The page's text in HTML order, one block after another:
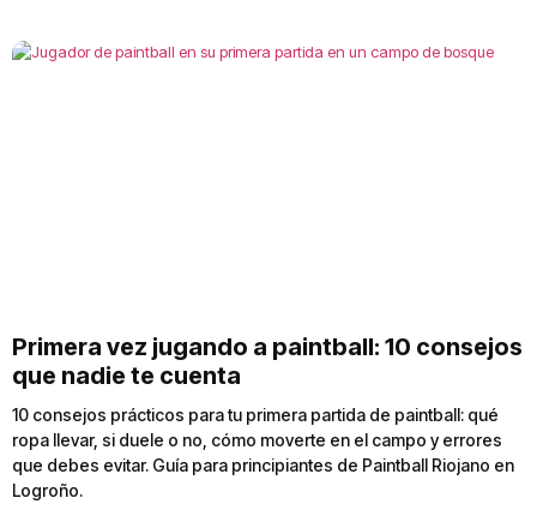
Primera vez jugando a paintball: 10 consejos
que nadie te cuenta
10 consejos prácticos para tu primera partida de paintball: qué
ropa llevar, si duele o no, cómo moverte en el campo y errores
que debes evitar. Guía para principiantes de Paintball Riojano en
Logroño.